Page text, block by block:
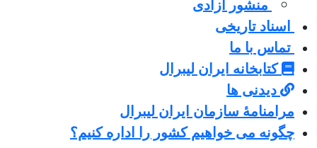
منشور آزادی
اسناد تاریخی
تماس با ما
کتابخانه ایران لیبرال
دیدنی ها
مرامنامۀ سازمان ایران لیبرال
چگونه می خواهیم کشور را اداره کنیم؟